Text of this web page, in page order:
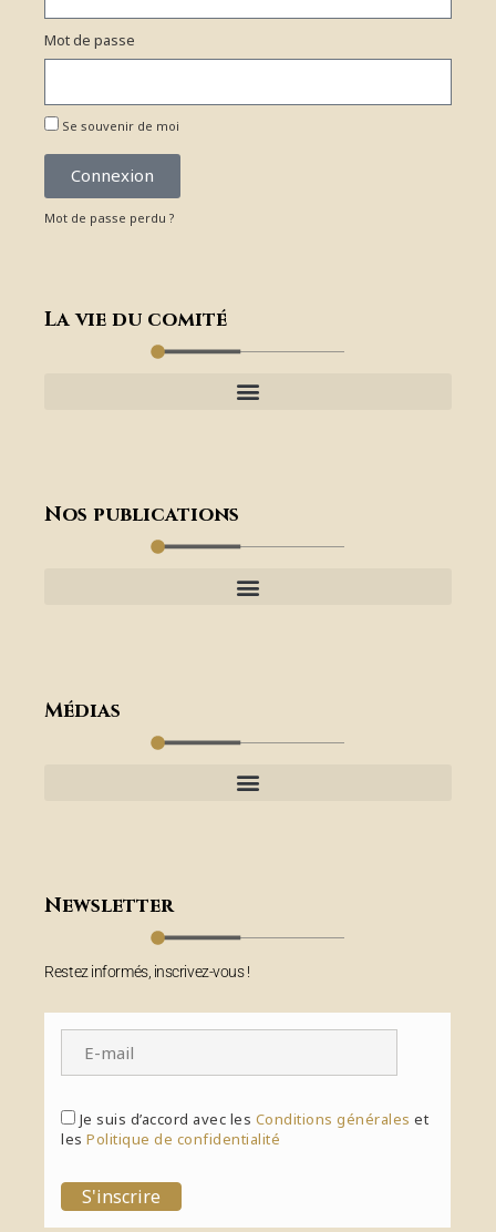
Mot de passe
Se souvenir de moi
Connexion
Mot de passe perdu ?
La vie du comité
Nos publications
Médias
Newsletter
Restez informés, inscrivez-vous !
Je suis d’accord avec les Conditions générales et
lesPolitique de confidentialité
S'inscrire